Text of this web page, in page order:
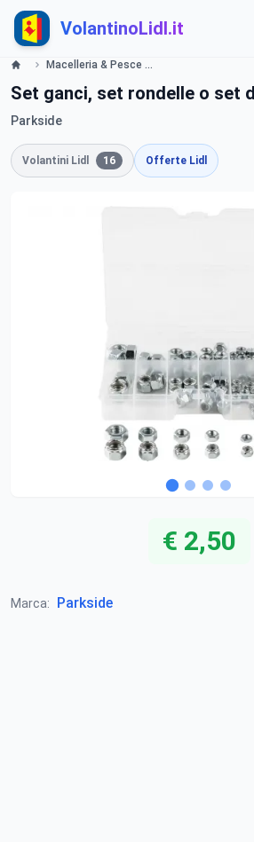
VolantinoLidl.it
Macelleria & Pesce Lidl
Set ganci, set rondelle o set
Parkside
Volantini Lidl 16 Offerte Lidl
€ 2,50
Marca: Parkside